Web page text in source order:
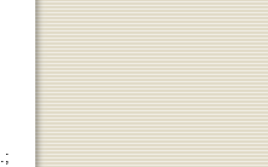
;